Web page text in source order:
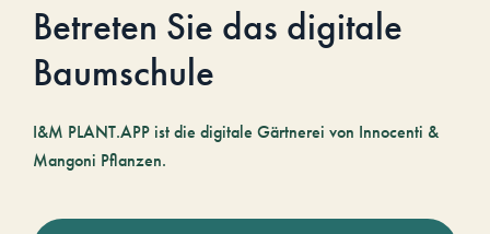
Betreten Sie das digitale
Baumschule
I&M PLANT.APP ist die digitale Gärtnerei von Innocenti &
Mangoni Pflanzen.